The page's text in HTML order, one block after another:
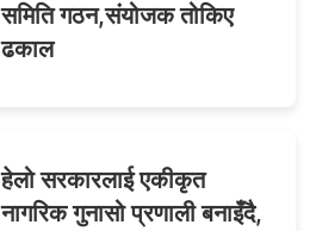
समिति गठन,संयोजक तोकिए
ढकाल
हेलो सरकारलाई एकीकृत
नागरिक गुनासो प्रणाली बनाइँदै,